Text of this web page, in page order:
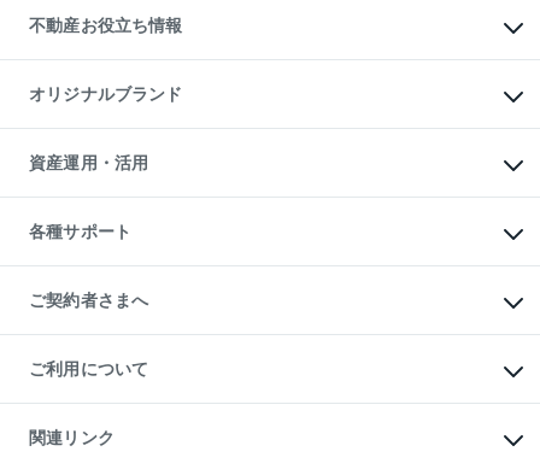
貸すガイド
事業用不動産
マンション投資
投資用マンション
アパート経営
収益物件
ビル購入（ビル一棟）
投資用不動産の売却査定
事業用不動産の売却査定
不動産お役立ち情報
マンションライブラリー
人気マンションランキング
暮らしに役立つ不動産メディア
不動産相場・不動産価格情報
不動産コラム・ニュース
不動産用語集
不動産なんでもネット相談室
住まいの税金
オリジナルブランド
一棟リノベーションマンション
L`GENTE（ルジェンテ）
区分リノベーションマンション
投資用一棟レジデンスWELL
不動産小口投資
LEGACIA（レガシア）
資産運用・活用
不動産M&A
アセットマネジメント・出資
各種サポート
相続サポート
リフォームサポート
ご契約者さまへ
ご紹介・再契約特典
入居者様専用-各種ご案内（賃貸）
東急こすもす会「こすもすWeb」
ご利用について
金融商品取引について
東急リバブル ソーシャルメディアポリシー
関連リンク